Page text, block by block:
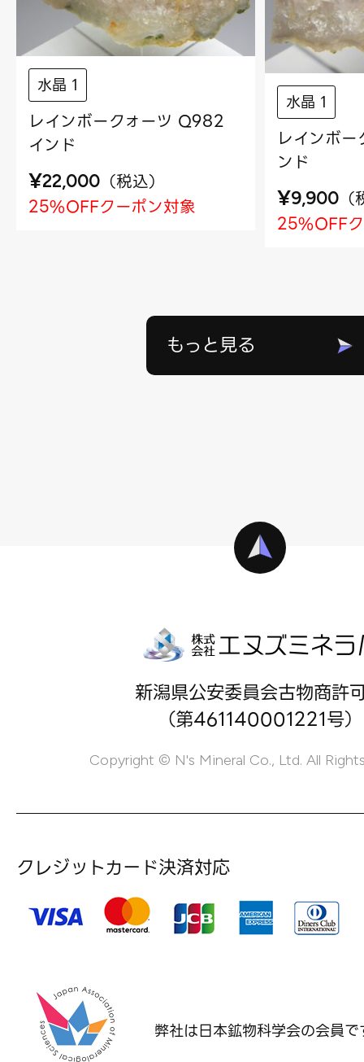
水晶 1
レインボークォーツ Q982
インド
¥22,000 （税込）
25%OFFクーポン対象
水晶 1
レインボ
ンド
¥9,900 （
25%OFF
もっと見る
新潟県公安委員会古物商許
（第461140001221号）
Copyright © N's Mineral Co., Ltd. All
クレジットカード決済対応
弊社は日本鉱物科学会の会員で